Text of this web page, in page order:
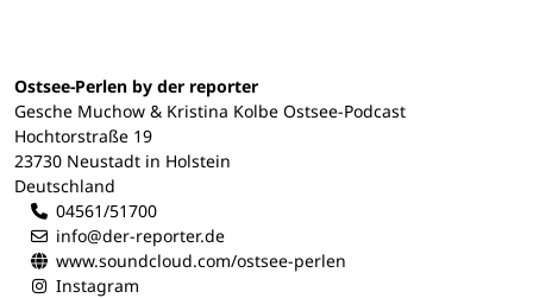
Ostsee-Perlen by der reporter
Gesche Muchow & Kristina Kolbe Ostsee-Podcast
Hochtorstraße 19
23730 Neustadt in Holstein
Deutschland
04561/51700
info@der-reporter.de
www.soundcloud.com/ostsee-perlen
Instagram